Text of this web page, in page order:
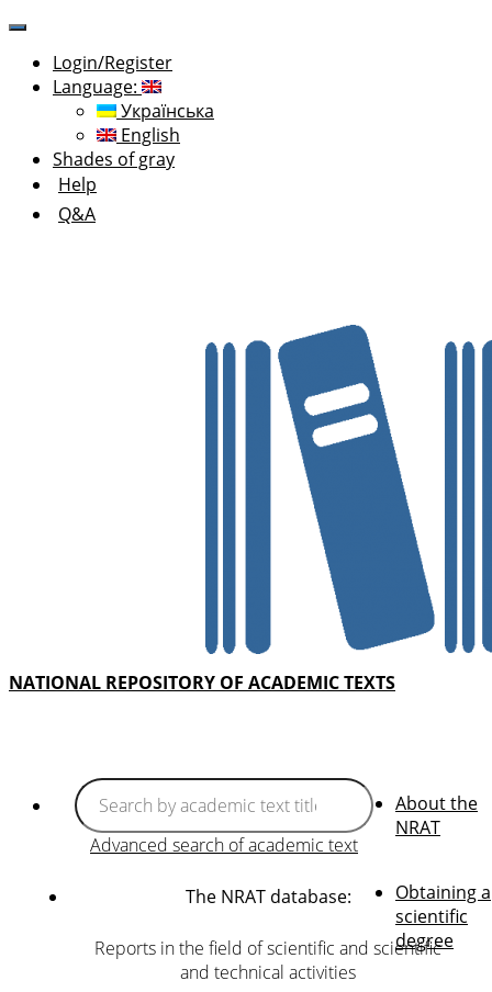
Login/Register
Language:
Українська
English
Shades of gray
Help
Q&A
NATIONAL REPOSITORY OF ACADEMIC TEXTS
Advanced search of academic text
The NRAT database:
Reports in the field of scientific and scientific
and technical activities
About the
NRAT
Obtaining a
scientific
degree